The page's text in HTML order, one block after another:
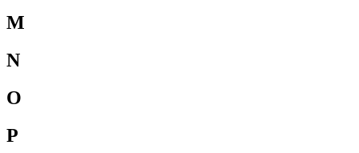
M
N
O
P